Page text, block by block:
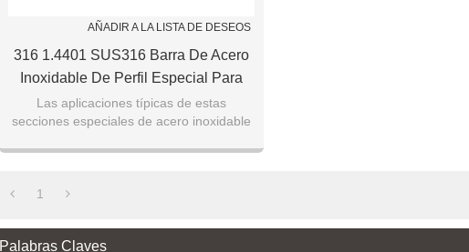
AÑADIR A LA LISTA DE DESEOS
316 1.4401 SUS316 Barra De Acero
Inoxidable De Perfil Especial Para
Extracción Lineal Para Guía Lineal
Las aplicaciones típicas de estas
secciones especiales de acero inoxidable
vástagos
1
Palabras Claves